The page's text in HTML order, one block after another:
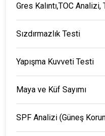
Gres Kalıntı,TOC
Sızdırmazlık Testi
Yapışma Kuvveti Testi
Maya ve Küf Sayımı
SPF Analizi (Güneş